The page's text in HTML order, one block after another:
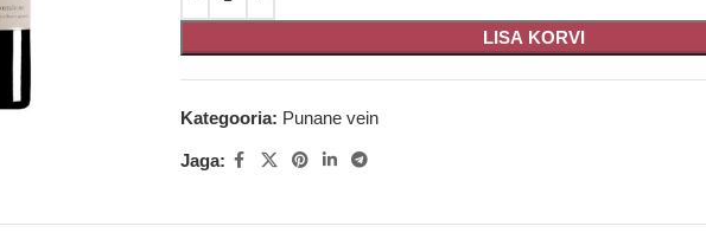
LISA KORVI
Kategooria: Punane vein
Jaga: